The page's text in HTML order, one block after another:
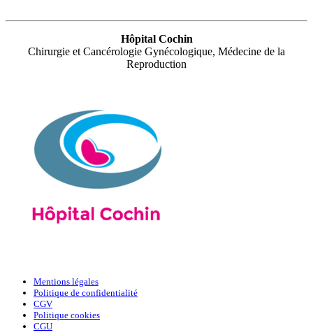
Hôpital Cochin
Chirurgie et Cancérologie Gynécologique, Médecine de la
Reproduction
Mentions légales
Politique de confidentialité
CGV
Politique cookies
CGU